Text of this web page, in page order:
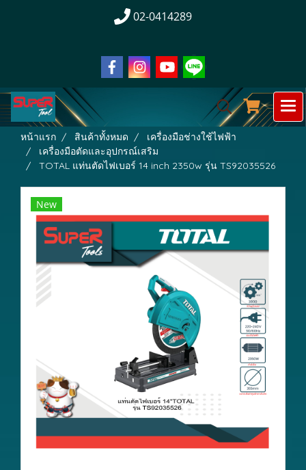
02-0414289
หน้าแรก สินค้าทั้งหมด
เครื่องมือช่างใช้ไฟฟ้า
เครื่องมือตัดและอุปกรณ์เสริม
TOTAL แท่นตัดไฟเบอร์ 14 inch 2350w รุ่น TS92035526
New